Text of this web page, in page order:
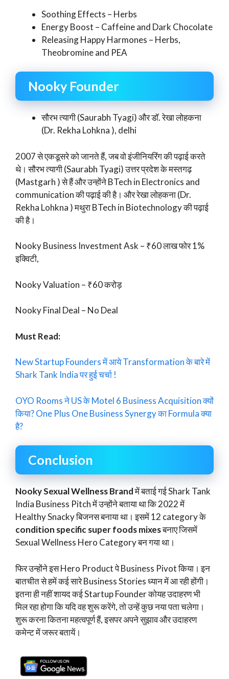
Soothing Effects – Herbs
Energy Boost – Caffeine and Dark Chocolate
Releasing Happy Harmones – Herbs,
Theobromine and PEA
Nooky Founder
सौरभ त्यागी (Saurabh Tyagi) और डॉ. रेखा लोहकना
(Dr. Rekha Lohkna ), delhi
2007 से एकडूसरे को जानते हैं, जब वो इंजीनियरिंग की पढ़ाई करते
थे। सौरभ त्यागी (Saurabh Tyagi) उत्तर प्रदेश के मस्तगढ़
(Mastgarh ) से हैं और उन्होंने BTech in Electronics and
communication की पढ़ाई की है। और रेखा लोहकना (Dr.
Rekha Lohkna ) मथुरा BTech in Biotechnology की पढ़ाई
की है।
Nooky Business Investment Ask – ₹60 लाख फोर 1%
इक्विटी,
Nooky Valuation – ₹60 करोड़
Nooky Final Deal – No Deal
Must Read:
New Startup Founders में आये Transformation के बारे में
Shark Tank India पर हुई चर्चा !
OYO Rooms ने US के Motel 6 Business Acquisition क्यों
किया? One Plus One Business Synergy का Formula क्या
है?
Conclusion
Nooky Sexual Wellness Brandमें बताई गई Shark Tank
India Business Pitch में उन्होंने बताया था कि 2022 में
Healthy Snacky बिजनस बनाया था। इसमें 12 category के
condition specific super foods mixesबनाए जिसमें
Sexual Wellness Hero Category बन गया था।
फिर उन्होंने इस Hero Product पे Business Pivot किया। इन
बातचीत से हमें कई सारे Business Stories ध्यान में आ रही होंगी।
इतना ही नहीं शायद कई Startup Founder कोयह उदाहरण भी
मिल रहा होगा कि यदि वह शुरू करेंगे, तो उन्हें कुछ नया पता चलेगा।
शुरू करना कितना महत्वपूर्ण हैं, इसपर अपने सुझाव और उदाहरण
कमेन्ट में जरूर बतायें।